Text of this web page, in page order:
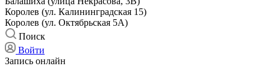
Королев (ул. Калининградская 15)
Королев (ул. Октябрьская 5А)
Поиск
Войти
Запись онлайн